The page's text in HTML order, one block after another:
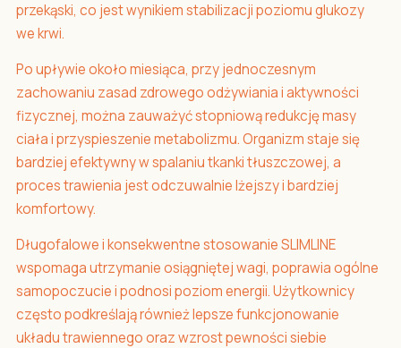
przekąski, co jest wynikiem stabilizacji poziomu glukozy
we krwi.
Po upływie około miesiąca, przy jednoczesnym
zachowaniu zasad zdrowego odżywiania i aktywności
fizycznej, można zauważyć stopniową redukcję masy
ciała i przyspieszenie metabolizmu. Organizm staje się
bardziej efektywny w spalaniu tkanki tłuszczowej, a
proces trawienia jest odczuwalnie lżejszy i bardziej
komfortowy.
Długofalowe i konsekwentne stosowanie SLIMLINE
wspomaga utrzymanie osiągniętej wagi, poprawia ogólne
samopoczucie i podnosi poziom energii. Użytkownicy
często podkreślają również lepsze funkcjonowanie
układu trawiennego oraz wzrost pewności siebie